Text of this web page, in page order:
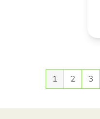
Pagina
1 Pagina
2 3